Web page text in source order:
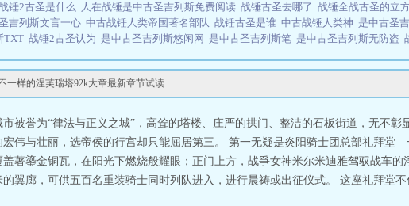
锤2古圣是什么 人在战锤是中古圣吉列斯免费阅读 战锤古圣去哪了 战锤全战古圣的立
吉列斯文言一心 中古战锤人类帝国著名部队 战锤古圣是谁 中古战锤人类神 是中古圣
TXT 战锤2古圣认为 是中古圣吉列斯悠闲网 是中古圣吉列斯笔 是中古圣吉列斯无防盗
人在战锤，是中古圣吉列斯
一样的涅芙瑞塔92k大章最新章节试读
被誉为“律法与正义之城”，高耸的塔楼、庄严的拱门、整洁的石板街道，无不
伟与壮丽，选帝侯的行宫却只能屈居第三。 第一无疑是炎阳骑士团总部礼拜堂
著鎏金铜瓦，在阳光下燃烧般耀眼；正门上方，战爭女神米尔米迪雅驾驭战车
翼廊，可供五百名重装骑士同时列队进入，进行晨祷或出征仪式。 这座礼拜堂